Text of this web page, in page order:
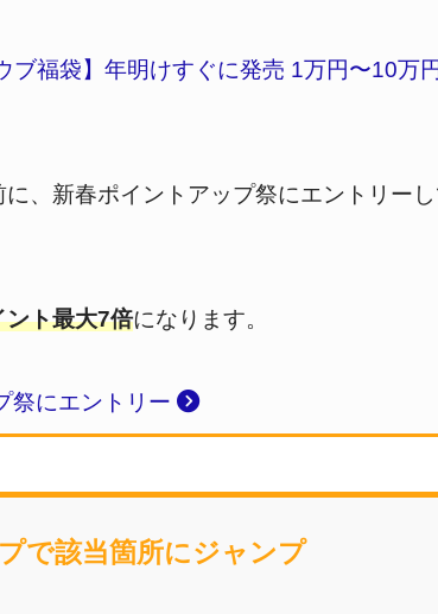
ブ福袋】年明けすぐに発売 1万円〜10万
、新春ポイントアップ祭にエントリーし
ント最大7倍になります。
祭にエントリー
で該当箇所にジャンプ